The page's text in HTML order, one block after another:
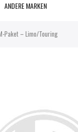
ANDERE MARKEN
Paket – Limo/Touring